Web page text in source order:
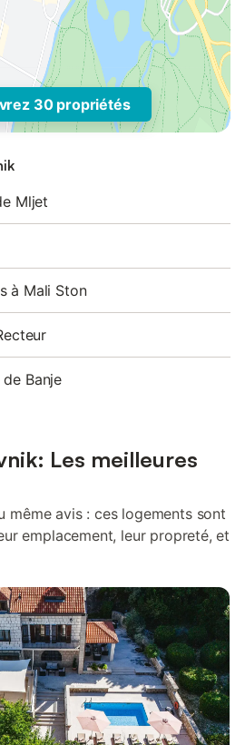
30 propriétés
Mljet
à Mali Ston
Banje
Les meilleures
même avis : ces logements sont
emplacement, leur propreté, et